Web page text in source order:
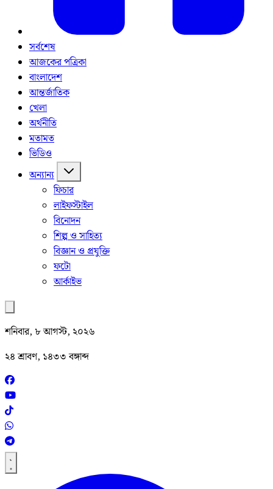
সর্বশেষ
আজকের পত্রিকা
বাংলাদেশ
আন্তর্জাতিক
খেলা
অর্থনীতি
মতামত
ভিডিও
অন্যান্য
ফিচার
লাইফস্টাইল
বিনোদন
শিল্প ও সাহিত্য
বিজ্ঞান ও প্রযুক্তি
ফটো
আর্কাইভ
শনিবার, ৮ আগস্ট, ২০২৬
২৪ শ্রাবণ, ১৪৩৩ বঙ্গাব্দ